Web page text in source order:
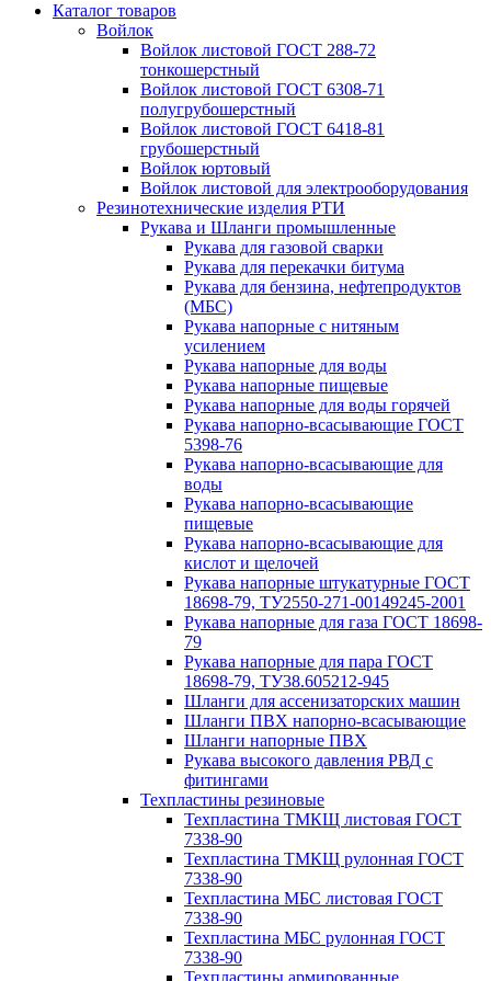
Каталог товаров
Войлок
Войлок листовой ГОСТ 288-72
тонкошерстный
Войлок листовой ГОСТ 6308-71
полугрубошерстный
Войлок листовой ГОСТ 6418-81
грубошерстный
Войлок юртовый
Войлок листовой для электрооборудования
Резинотехнические изделия РТИ
Рукава и Шланги промышленные
Рукава для газовой сварки
Рукава для перекачки битума
Рукава для бензина, нефтепродуктов
(МБС)
Рукава напорные с нитяным
усилением
Рукава напорные для воды
Рукава напорные пищевые
Рукава напорные для воды горячей
Рукава напорно-всасывающие ГОСТ
5398-76
Рукава напорно-всасывающие для
воды
Рукава напорно-всасывающие
пищевые
Рукава напорно-всасывающие для
кислот и щелочей
Рукава напорные штукатурные ГОСТ
18698-79, ТУ2550-271-00149245-2001
Рукава напорные для газа ГОСТ 18698-
79
Рукава напорные для пара ГОСТ
18698-79, ТУ38.605212-945
Шланги для ассенизаторских машин
Шланги ПВХ напорно-всасывающие
Шланги напорные ПВХ
Рукава высокого давления РВД с
фитингами
Техпластины резиновые
Техпластина ТМКЩ листовая ГОСТ
7338-90
Техпластина ТМКЩ рулонная ГОСТ
7338-90
Техпластина МБС листовая ГОСТ
7338-90
Техпластина МБС рулонная ГОСТ
7338-90
Техпластины армированные